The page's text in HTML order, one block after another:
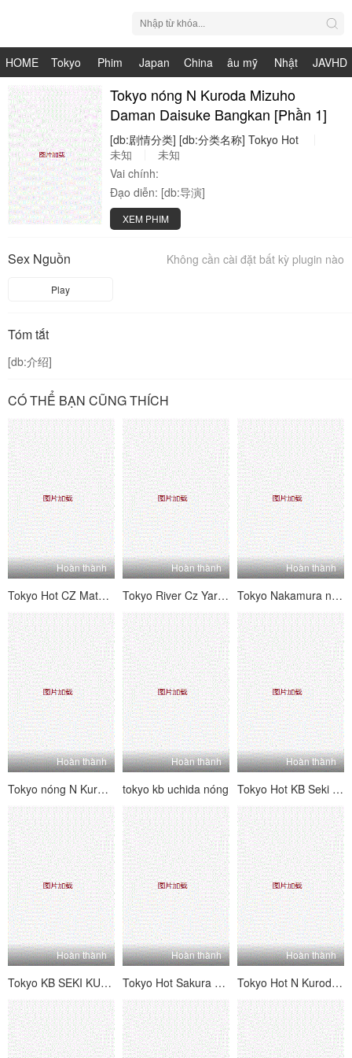
HOME
Tokyo
Hot
Phim
Nhật
Bản
Japan
HDV
China
live
âu mỹ
Nhật
Bản
JAVHD
Tokyo nóng N Kuroda Mizuho
Daman Daisuke Bangkan [Phần 1]
[db:剧情分类] [db:分类名称] Tokyo Hot
未知
未知
Vai chính:
Đạo diễn: [db:导演]
XEM PHIM
Không cần cài đặt bất kỳ plugin nào
Sex Nguồn
Play
Tóm tắt
[db:介绍]
CÓ THỂ BẠN CŨNG THÍCH
Hoàn thành
Tokyo Hot CZ Matsui Megumi
Hoàn thành
Tokyo River Cz Yari nóng bỏng cho Temple of Mengu Harami Aya
Hoàn thành
Tokyo Nakamura nóng
Hoàn thành
Tokyo nóng N Kuroda Mizuho Daman Daisuke Bangkan [Phần 1]
Hoàn thành
tokyo kb uchida nóng
Hoàn thành
Tokyo Hot KB Seki Sabi
Hoàn thành
Tokyo KB SEKI KUKO Đội Kimura.
Hoàn thành
Tokyo Hot Sakura Hira
Hoàn thành
Tokyo Hot N Kuroda Mizuho Daman Cộng tác phụ nữ 凌 編 編